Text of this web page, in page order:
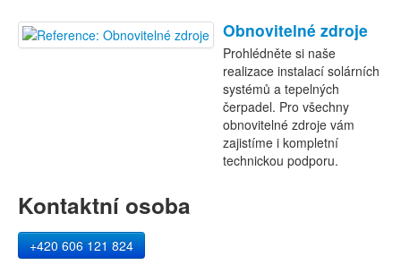
Obnovitelné zdroje
Prohlédněte si naše
realizace instalací solárních
systémů a tepelných
čerpadel. Pro všechny
obnovitelné zdroje vám
zajistíme i kompletní
technickou podporu.
Kontaktní osoba
+420 606 121 824